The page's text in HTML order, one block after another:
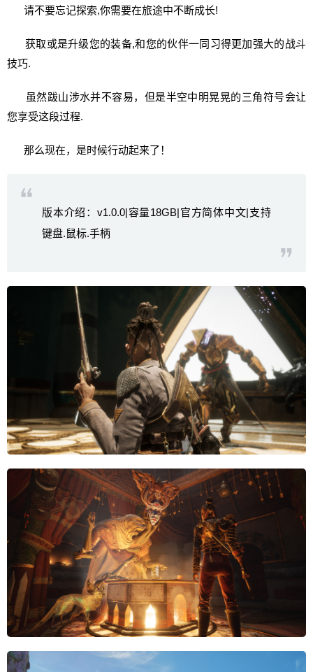
请不要忘记探索,你需要在旅途中不断成长!
获取或是升级您的装备,和您的伙伴一同习得更加强大的战斗
技巧.
虽然跋山涉水并不容易，但是半空中明晃晃的三角符号会让
您享受这段过程.
那么现在，是时候行动起来了！
版本介绍：v1.0.0|容量18GB|官方简体中文|支持
键盘.鼠标.手柄